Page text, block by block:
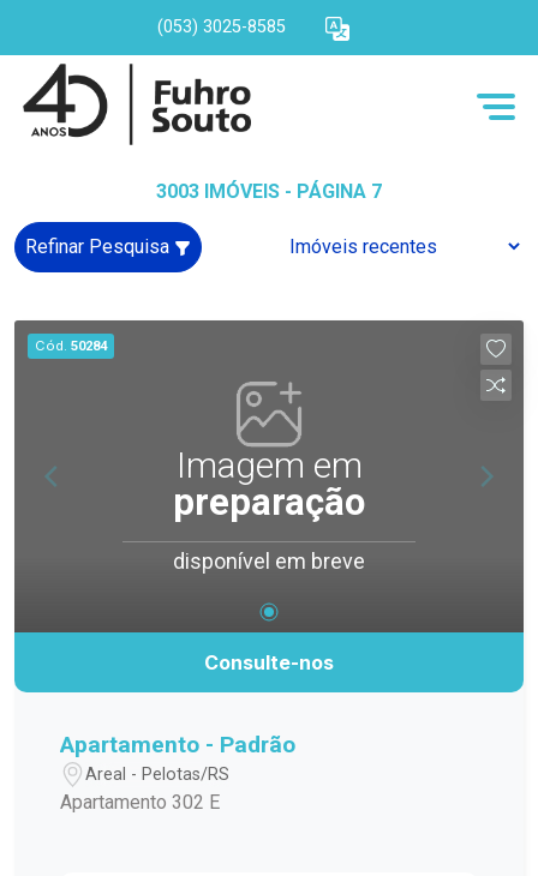
(053) 3025-8585
3003 IMÓVEIS - PÁGINA 7
Refinar Pesquisa
Cód. 50284
Imagem em
preparação
disponível em breve
Consulte-nos
Apartamento - Padrão
Areal - Pelotas/RS
Apartamento 302 E